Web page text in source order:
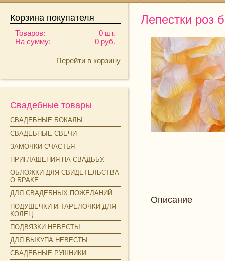
Корзина покупателя
Товаров:
На сумму:
0 шт.
0 руб.
Перейти в корзину
Свадебные товары
СВАДЕБНЫЕ БОКАЛЫ
СВАДЕБНЫЕ СВЕЧИ
ЗАМОЧКИ СЧАСТЬЯ
ПРИГЛАШЕНИЯ НА СВАДЬБУ.
ОБЛОЖКИ ДЛЯ СВИДЕТЕЛЬСТВА
О БРАКЕ
ДЛЯ СВАДЕБНЫХ ПОЖЕЛАНИЙ
ПОДУШЕЧКИ И ТАРЕЛОЧКИ ДЛЯ
КОЛЕЦ
ПОДВЯЗКИ НЕВЕСТЫ
ДЛЯ ВЫКУПА НЕВЕСТЫ
СВАДЕБНЫЕ РУШНИКИ
Лепестки роз
Описание